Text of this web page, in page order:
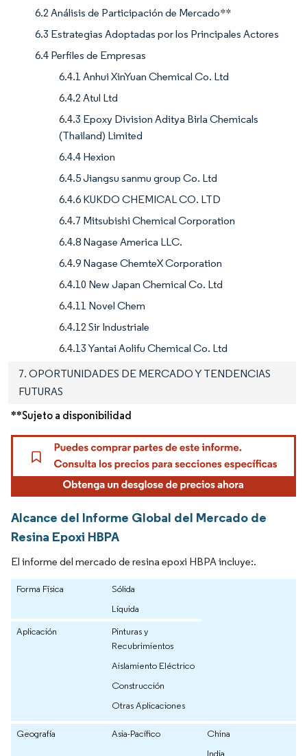
6.2 Análisis de Participación de Mercado**
6.3 Estrategias Adoptadas por los Principales Actores
6.4 Perfiles de Empresas
6.4.1 Anhui XinYuan Chemical Co. Ltd
6.4.2 Atul Ltd
6.4.3 Epoxy Division Aditya Birla Chemicals
(Thailand) Limited
6.4.4 Hexion
6.4.5 Jiangsu sanmu group Co. Ltd
6.4.6 KUKDO CHEMICAL CO. LTD
6.4.7 Mitsubishi Chemical Corporation
6.4.8 Nagase America LLC.
6.4.9 Nagase ChemteX Corporation
6.4.10 New Japan Chemical Co. Ltd
6.4.11 Novel Chem
6.4.12 Sir Industriale
6.4.13 Yantai Aolifu Chemical Co. Ltd
7. OPORTUNIDADES DE MERCADO Y TENDENCIAS
FUTURAS
**Sujeto a disponibilidad
Alcance del Informe Global del Mercado de
Resina Epoxi HBPA
El informe del mercado de resina epoxi HBPA incluye:.
Forma Física
Sólida
Líquida
Aplicación
Pinturas y
Recubrimientos
Aislamiento Eléctrico
Construcción
Otras Aplicaciones
Geografía Asia-Pacífico
China
India